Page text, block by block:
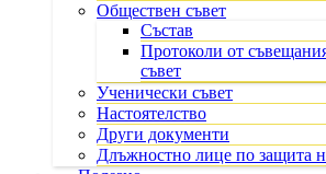
Обществен съвет
Състав
Протоколи от
съвет
Ученически съвет
Настоятелство
Други документи
Длъжностно лице по защита